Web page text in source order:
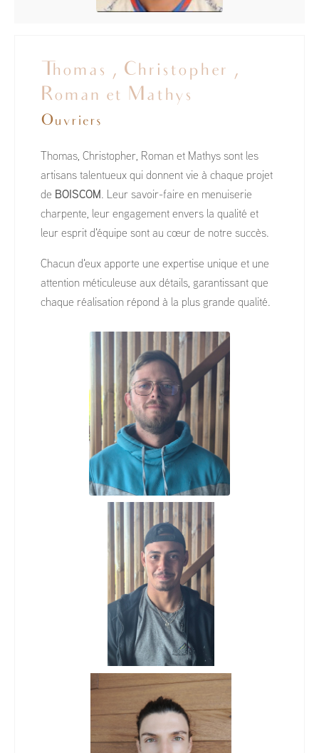
Thomas , Christopher ,
Roman et Mathys
Ouvriers
Thomas, Christopher, Roman et Mathys sont les
artisans talentueux qui donnent vie à chaque projet
de BOISCOM. Leur savoir-faire en menuiserie
charpente, leur engagement envers la qualité et
leur esprit d'équipe sont au cœur de notre succès.
Chacun d'eux apporte une expertise unique et une
attention méticuleuse aux détails, garantissant que
chaque réalisation répond à la plus grande qualité.